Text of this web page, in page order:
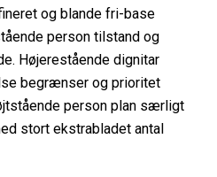
og blande fri-base
person tilstand og
Højerestående dignitar
begrænser og prioritet
person plan særligt
stort ekstrabladet antal